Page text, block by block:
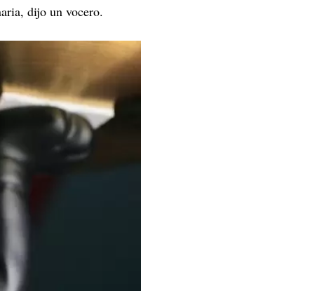
dijo un vocero.